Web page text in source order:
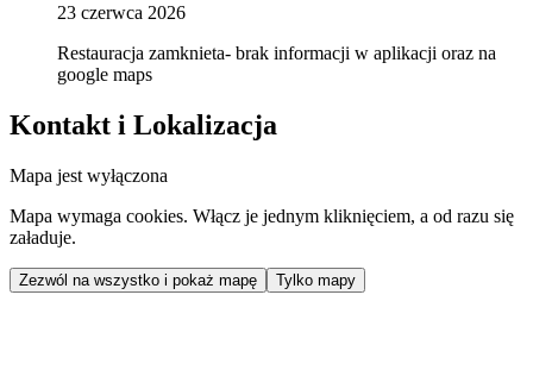
23 czerwca 2026
Restauracja zamknieta- brak informacji w aplikacji oraz na
google maps
Kontakt i Lokalizacja
Mapa jest wyłączona
Mapa wymaga cookies. Włącz je jednym kliknięciem, a od razu się
załaduje.
Zezwól na wszystko i pokaż mapę Tylko mapy